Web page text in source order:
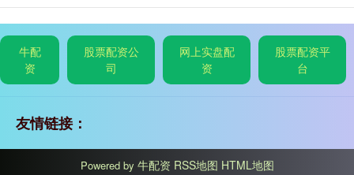
牛配
资
股票配资公
司
网上实盘配
资
股票配资平
台
友情链接：
Powered by 牛配资 RSS地图 HTML地图